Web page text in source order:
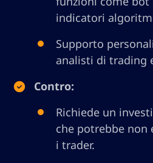
indicatori
Supporto
analisti di trading
Contro:
Richiede un
che potrebbe non
i trader.